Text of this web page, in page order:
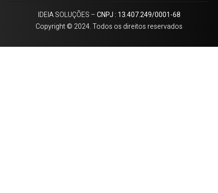
IDEIA SOLUÇÕES –CNPJ : 13.407.249/0001-68
Copyright © 2024. Todos os direitos reservados